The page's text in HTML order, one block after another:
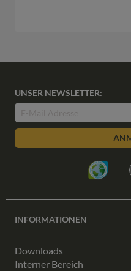
UNSER NEWSLETTER:
INFORMATIONEN
Downloads
Interner Bereich